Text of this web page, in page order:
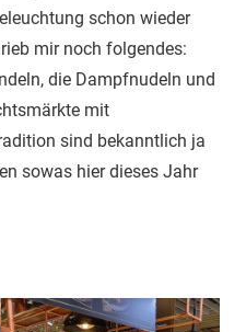
schon wieder
mir noch folgendes:
die Dampfnudeln und
mit
sind bekanntlich ja
sowas hier dieses Jahr